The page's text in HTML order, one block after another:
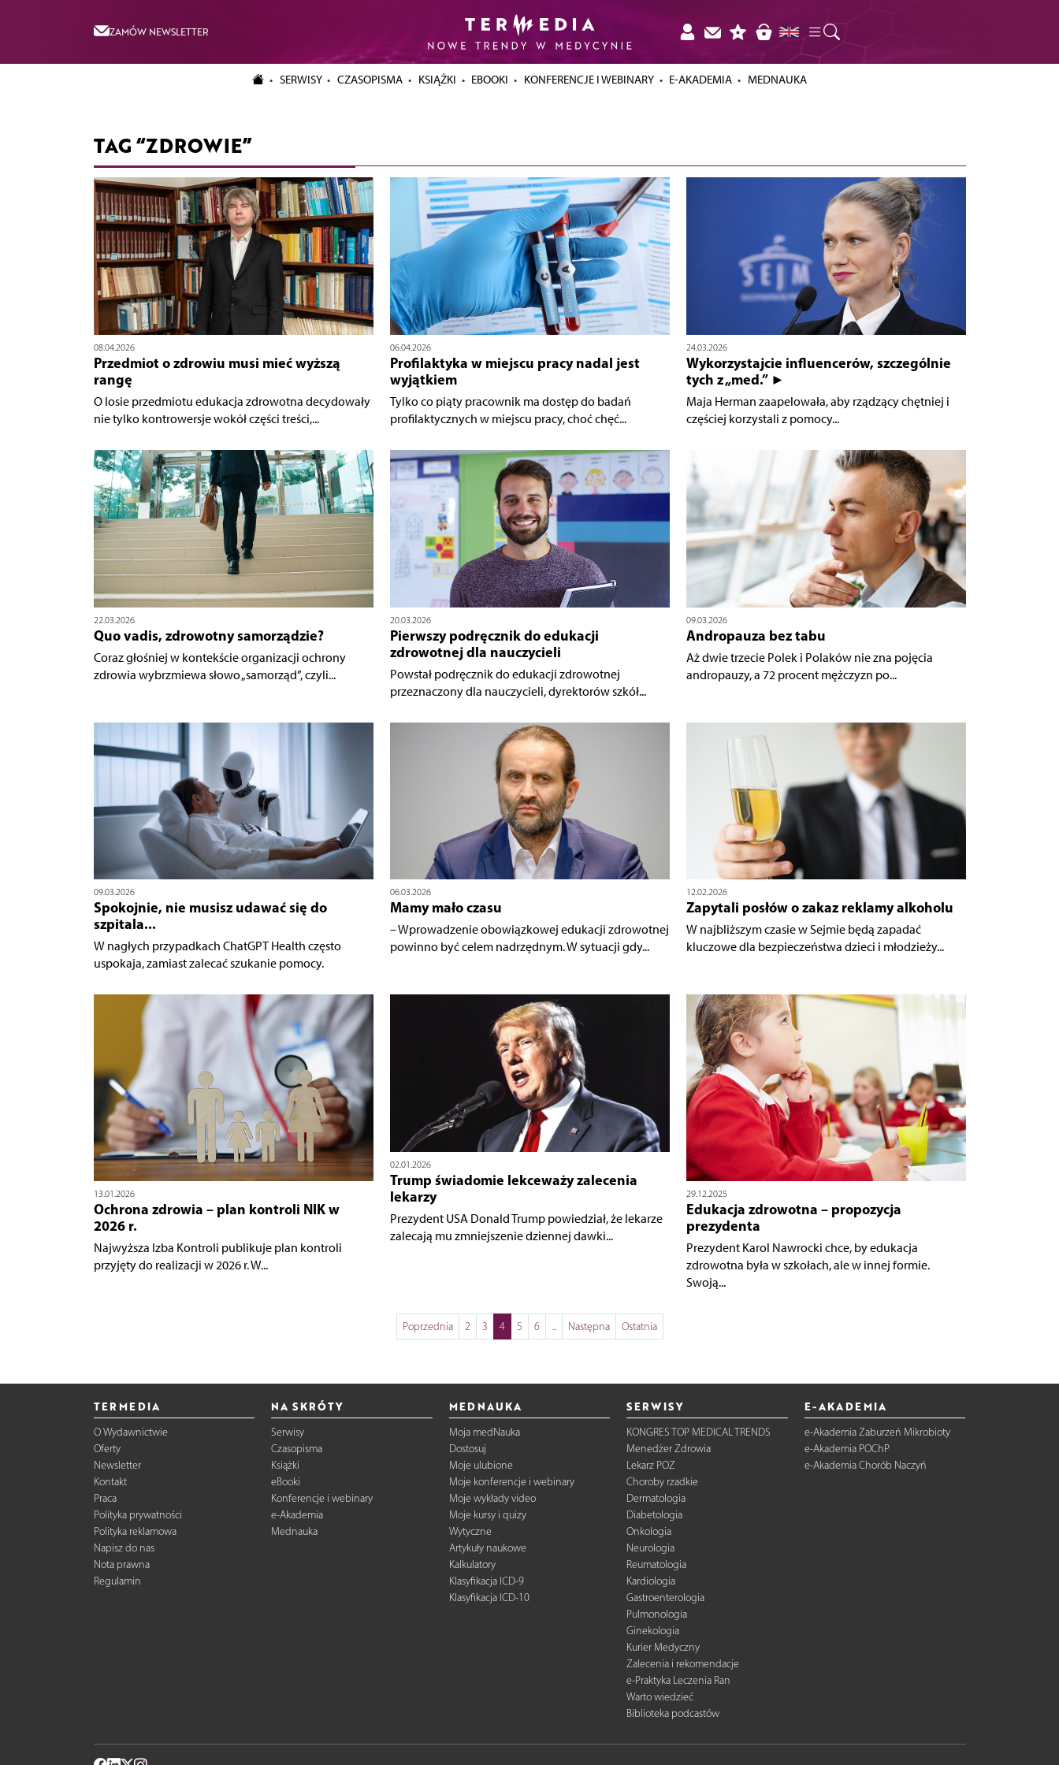
ZAMÓW NEWSLETTER
SERWISY CZASOPISMA KSIĄŻKI EBOOKI KONFERENCJE I WEBINARY E-AKADEMIA MEDNAUKA
TAG “ZDROWIE”
08.04.2026
Przedmiot o zdrowiu musi mieć wyższą
rangę
O losie przedmiotu edukacja zdrowotna decydowały
nie tylko kontrowersje wokół części treści,...
06.04.2026
Profilaktyka w miejscu pracy nadal jest
wyjątkiem
Tylko co piąty pracownik ma dostęp do badań
profilaktycznych w miejscu pracy, choć chęć...
24.03.2026
Wykorzystajcie influencerów, szczególnie
tych z „med.” ►
Maja Herman zaapelowała, aby rządzący chętniej i
częściej korzystali z pomocy...
22.03.2026
Quo vadis, zdrowotny samorządzie?
Coraz głośniej w kontekście organizacji ochrony
zdrowia wybrzmiewa słowo „samorząd”, czyli...
20.03.2026
Pierwszy podręcznik do edukacji
zdrowotnej dla nauczycieli
Powstał podręcznik do edukacji zdrowotnej
przeznaczony dla nauczycieli, dyrektorów szkół...
09.03.2026
Andropauza bez tabu
Aż dwie trzecie Polek i Polaków nie zna pojęcia
andropauzy, a 72 procent mężczyzn po...
09.03.2026
Spokojnie, nie musisz udawać się do
szpitala...
W nagłych przypadkach ChatGPT Health często
uspokaja, zamiast zalecać szukanie pomocy.
06.03.2026
Mamy mało czasu
– Wprowadzenie obowiązkowej edukacji zdrowotnej
powinno być celem nadrzędnym. W sytuacji gdy...
12.02.2026
Zapytali posłów o zakaz reklamy alkoholu
W najbliższym czasie w Sejmie będą zapadać
kluczowe dla bezpieczeństwa dzieci i młodzieży...
13.01.2026
Ochrona zdrowia – plan kontroli NIK w
2026 r.
Najwyższa Izba Kontroli publikuje plan kontroli
przyjęty do realizacji w 2026 r. W...
02.01.2026
Trump świadomie lekceważy zalecenia
lekarzy
Prezydent USA Donald Trump powiedział, że lekarze
zalecają mu zmniejszenie dziennej dawki...
29.12.2025
Edukacja zdrowotna – propozycja
prezydenta
Prezydent Karol Nawrocki chce, by edukacja
zdrowotna była w szkołach, ale w innej formie.
Swoją...
Poprzednia 2 3 4 5 6 ... Następna Ostatnia
TERMEDIA
O Wydawnictwie
Oferty
Newsletter
Kontakt
Praca
Polityka prywatności
Polityka reklamowa
Napisz do nas
Nota prawna
Regulamin
NA SKRÓTY
Serwisy
Czasopisma
Książki
eBooki
Konferencje i webinary
e-Akademia
Mednauka
MEDNAUKA
Moja medNauka
Dostosuj
Moje ulubione
Moje konferencje i webinary
Moje wykłady video
Moje kursy i quizy
Wytyczne
Artykuły naukowe
Kalkulatory
Klasyfikacja ICD-9
Klasyfikacja ICD-10
SERWISY
KONGRES TOP MEDICAL TRENDS
Menedżer Zdrowia
Lekarz POZ
Choroby rzadkie
Dermatologia
Diabetologia
Onkologia
Neurologia
Reumatologia
Kardiologia
Gastroenterologia
Pulmonologia
Ginekologia
Kurier Medyczny
Zalecenia i rekomendacje
e-Praktyka Leczenia Ran
Warto wiedzieć
Biblioteka podcastów
E-AKADEMIA
e-Akademia Zaburzeń Mikrobioty
e-Akademia POChP
e-Akademia Chorób Naczyń